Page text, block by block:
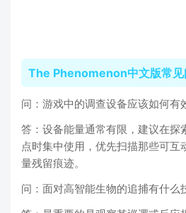
The Phenomenon中文版常见
问：游戏中的调查设备应该如何有
答：设备能量通常有限，建议在探
点时集中使用，优先扫描那些可互
量残留痕迹。
问：面对高智能生物的追捕有什么